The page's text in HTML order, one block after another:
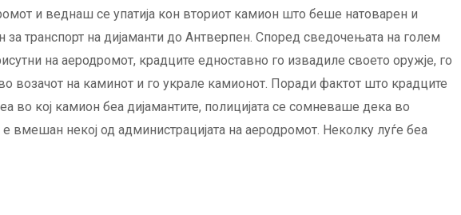
и веднаш се упатија кон вториот камион што беше натоварен и
за транспорт на дијаманти до Антверпен. Според сведочењата на голем
на аеродромот, крадците едноставно го извадиле своето оружје, го
возачот на каминот и го украле камионот. Поради фактот што крадците
во кој камион беа дијамантите, полицијата се сомневаше дека во
вмешан некој од администрацијата на аеродромот. Неколку луѓе беа